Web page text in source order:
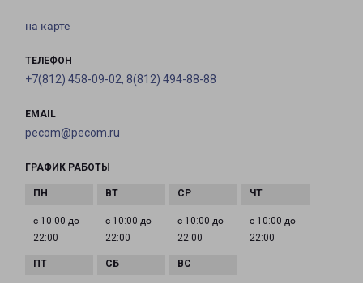
на карте
ТЕЛЕФОН
+7(812) 458-09-02, 8(812) 494-88-88
EMAIL
pecom@pecom.ru
ГРАФИК РАБОТЫ
с 10:00 до
22:00
с 10:00 до
22:00
с 10:00 до
22:00
с 10:00 до
22:00